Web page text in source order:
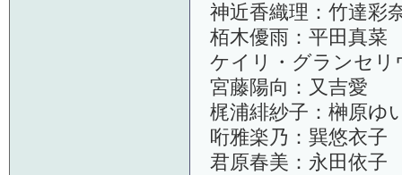
神近香織理：竹達彩
栢木優雨：平田真菜
ケイリ・グランセリ
宮藤陽向：又吉愛
梶浦緋紗子：榊原ゆ
哘雅楽乃：巽悠衣子
君原春美：永田依子